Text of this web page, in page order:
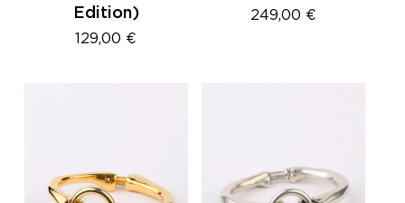
Edition)
129,00 €
249,00 €